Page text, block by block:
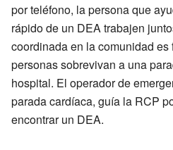
por teléfono, la persona que
rápido de un DEA trabajen
coordinada en la comunidad
personas sobrevivan a una
hospital. El operador de
parada cardíaca, guía la RCP
encontrar un DEA.